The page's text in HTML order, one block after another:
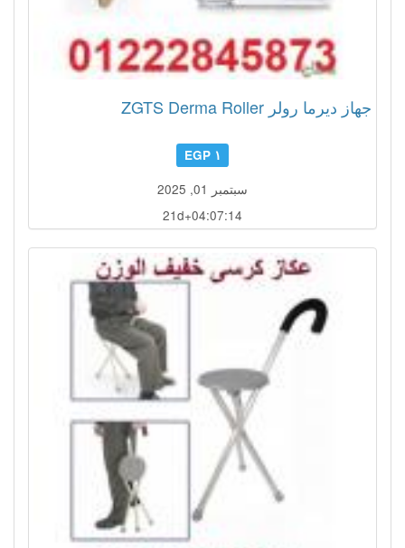
جهاز ديرما رولر ZGTS Derma Roller
١ EGP
سبتمبر 01, 2025
21d+04:07:11